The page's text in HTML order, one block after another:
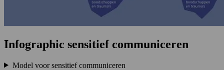
Infographic sensitief communiceren
Model voor sensitief communiceren